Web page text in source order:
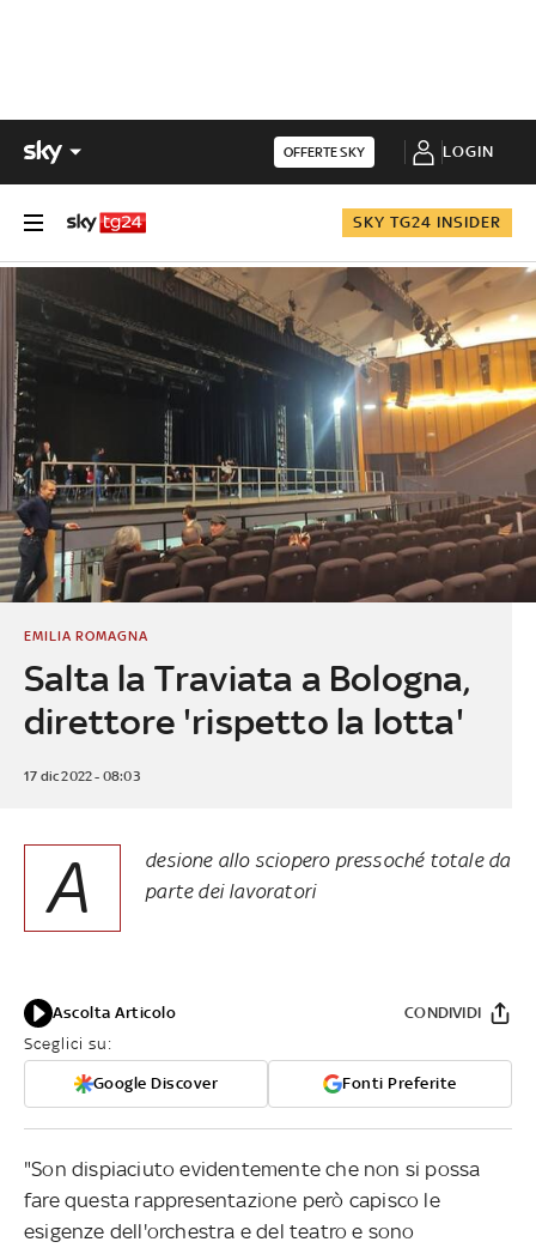
OFFERTE SKY LOGIN
SKY TG24 INSIDER
Salta la Traviata a Bologna,
direttore 'rispetto la lotta'
EMILIA ROMAGNA
17 dic 2022 - 08:03
A
desione allo sciopero pressoché totale da
parte dei lavoratori
Ascolta Articolo
Sceglici su:
Google Discover Fonti Preferite
CONDIVIDI
"Son dispiaciuto evidentemente che non si possa
fare questa rappresentazione però capisco le
esigenze dell'orchestra e del teatro e sono